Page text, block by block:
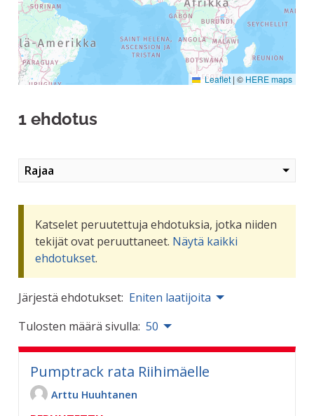
Leaflet | © HERE maps
1 ehdotus
Rajaa
Katselet peruutettuja ehdotuksia, jotka niiden
tekijät ovat peruuttaneet. Näytä kaikki
ehdotukset.
Järjestä ehdotukset: Eniten laatijoita
Tulosten määrä sivulla: 50
Pumptrack rata Riihimäelle
Arttu Huuhtanen